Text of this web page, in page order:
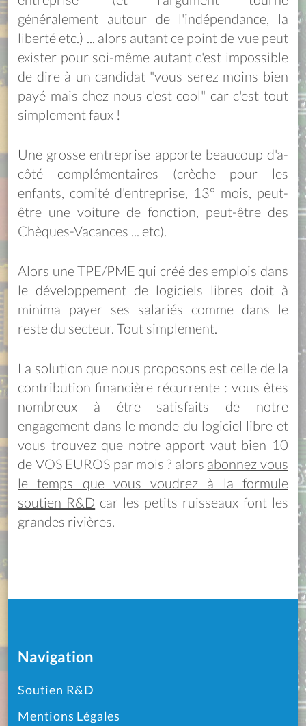
généralement autour de l'indépendance, la
liberté etc.) ... alors autant ce point de vue peut
exister pour soi-même autant c'est impossible
de dire à un candidat "vous serez moins bien
payé mais chez nous c'est cool" car c'est tout
simplement faux !
Une grosse entreprise apporte beaucoup d'a-
côté complémentaires (crèche pour les
enfants, comité d'entreprise, 13° mois, peut-
être une voiture de fonction, peut-être des
Chèques-Vacances ... etc).
Alors une TPE/PME qui créé des emplois dans
le développement de logiciels libres doit à
minima payer ses salariés comme dans le
reste du secteur. Tout simplement.
La solution que nous proposons est celle de la
contribution financière récurrente : vous êtes
nombreux à être satisfaits de notre
engagement dans le monde du logiciel libre et
vous trouvez que notre apport vaut bien 10
de VOS EUROS par mois ? alors abonnez vous
le temps que vous voudrez à la formule
soutien R&D car les petits ruisseaux font les
grandes rivières.
Navigation
Soutien R&D
Mentions Légales